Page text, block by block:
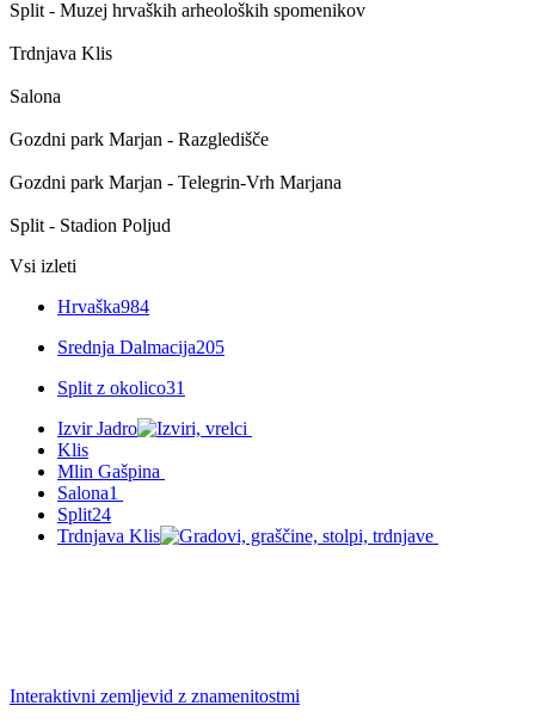
Split - Muzej hrvaških arheoloških spomenikov
Trdnjava Klis
Salona
Gozdni park Marjan - Razgledišče
Gozdni park Marjan - Telegrin-Vrh Marjana
Split - Stadion Poljud
Vsi izleti
Hrvaška984
Srednja Dalmacija205
Split z okolico31
Izvir Jadro
Klis
Mlin Gašpina
Salona1
Split24
Trdnjava Klis
Interaktivni zemljevid z znamenitostmi